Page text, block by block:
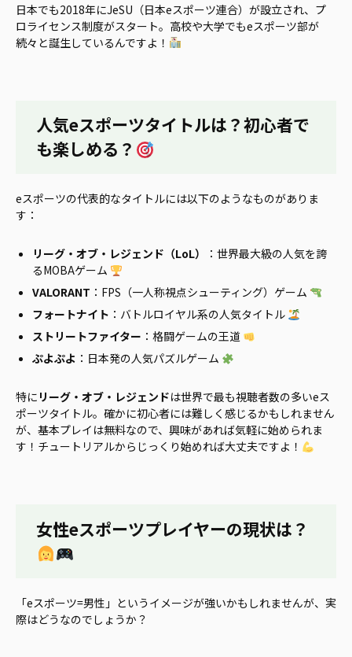
日本でも2018年にJeSU（日本eスポーツ連合）が設立され、プ
ロライセンス制度がスタート。高校や大学でもeスポーツ部が
続々と誕生しているんですよ！
人気eスポーツタイトルは？初心者で
も楽しめる？
eスポーツの代表的なタイトルには以下のようなものがありま
す：
リーグ・オブ・レジェンド（LoL）
：世界最大級の人気を誇
るMOBAゲーム
VALORANT ：FPS（一人称視点シューティング）ゲーム
フォートナイト ：バトルロイヤル系の人気タイトル
ストリートファイター ：格闘ゲームの王道
ぷよぷよ ：日本発の人気パズルゲーム
特に リーグ・オブ・レジェンドは世界で最も視聴者数の多いeス
ポーツタイトル。確かに初心者には難しく感じるかもしれません
が、基本プレイは無料なので、興味があれば気軽に始められま
す！チュートリアルからじっくり始めれば大丈夫ですよ！
女性eスポーツプレイヤーの現状は？
「eスポーツ=男性」というイメージが強いかもしれませんが、実
際はどうなのでしょうか？